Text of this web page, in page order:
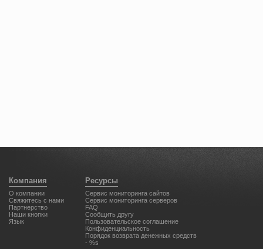
Компания
О компании
Свяжитесь с нами
Партнерство
Наши кнопки
Язык
Ресурсы
Cервис мониторинга сайтов
Сервис мониторинга серверов
FAQ
Сообщить другу
Пользовательское соглашение
Конфиденциальность
Порядок возврата денежных средств
- %s